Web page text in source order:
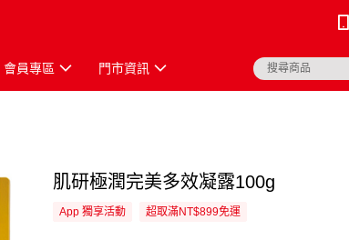
會員專區 門市資訊
肌研極潤完美多效凝露100g
App 獨享活動 超取滿NT$899免運